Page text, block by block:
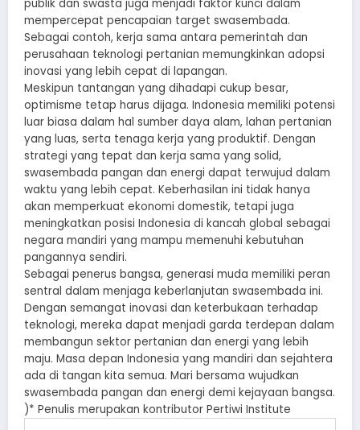
publik dan swasta juga menjadi faktor kunci dalam
mempercepat pencapaian target swasembada.
Sebagai contoh, kerja sama antara pemerintah dan
perusahaan teknologi pertanian memungkinkan adopsi
inovasi yang lebih cepat di lapangan.
Meskipun tantangan yang dihadapi cukup besar,
optimisme tetap harus dijaga. Indonesia memiliki potensi
luar biasa dalam hal sumber daya alam, lahan pertanian
yang luas, serta tenaga kerja yang produktif. Dengan
strategi yang tepat dan kerja sama yang solid,
swasembada pangan dan energi dapat terwujud dalam
waktu yang lebih cepat. Keberhasilan ini tidak hanya
akan memperkuat ekonomi domestik, tetapi juga
meningkatkan posisi Indonesia di kancah global sebagai
negara mandiri yang mampu memenuhi kebutuhan
pangannya sendiri.
Sebagai penerus bangsa, generasi muda memiliki peran
sentral dalam menjaga keberlanjutan swasembada ini.
Dengan semangat inovasi dan keterbukaan terhadap
teknologi, mereka dapat menjadi garda terdepan dalam
membangun sektor pertanian dan energi yang lebih
maju. Masa depan Indonesia yang mandiri dan sejahtera
ada di tangan kita semua. Mari bersama wujudkan
swasembada pangan dan energi demi kejayaan bangsa.
)* Penulis merupakan kontributor Pertiwi Institute